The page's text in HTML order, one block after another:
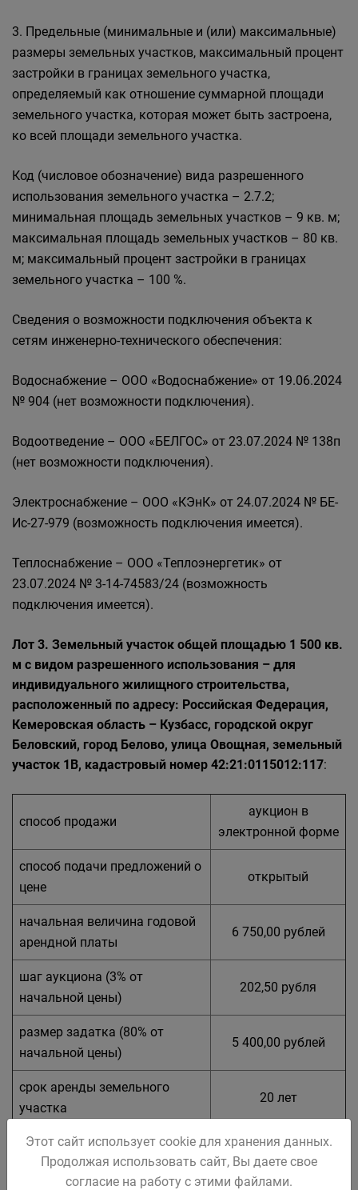
3. Предельные (минимальные и (или) максимальные)
размеры земельных участков, максимальный процент
застройки в границах земельного участка,
определяемый как отношение суммарной площади
земельного участка, которая может быть застроена,
ко всей площади земельного участка.
Код (числовое обозначение) вида разрешенного
использования земельного участка – 2.7.2;
минимальная площадь земельных участков – 9 кв. м;
максимальная площадь земельных участков – 80 кв.
м; максимальный процент застройки в границах
земельного участка – 100 %.
Сведения о возможности подключения объекта к
сетям инженерно-технического обеспечения:
Водоснабжение – ООО «Водоснабжение» от 19.06.2024
№ 904 (нет возможности подключения).
Водоотведение – ООО «БЕЛГОС» от 23.07.2024 № 138п
(нет возможности подключения).
Электроснабжение – ООО «КЭнК» от 24.07.2024 № БЕ-
Ис-27-979 (возможность подключения имеется).
Теплоснабжение – ООО «Теплоэнергетик» от
23.07.2024 № 3-14-74583/24 (возможность
подключения имеется).
Лот 3. Земельный участок общей площадью 1 500 кв.
м с видом разрешенного использования – для
индивидуального жилищного строительства,
расположенный по адресу: Российская Федерация,
Кемеровская область – Кузбасс, городской округ
Беловский, город Белово, улица Овощная, земельный
участок 1В, кадастровый номер 42:21:0115012:117:
способ продажи
аукцион в
электронной форме
способ подачи предложений о
цене
открытый
начальная величина годовой
арендной платы
6 750,00 рублей
шаг аукциона (3% от
начальной цены)
202,50 рубля
размер задатка (80% от
начальной цены)
5 400,00 рублей
срок аренды земельного
участка
20 лет
Земельный участок расположен в зоне застройки
малоэтажными жилыми домами (Ж2-1), для которой в
Этот сайт использует cookie для хранения данных.
Продолжая использовать сайт, Вы даете свое
согласие на работу с этими файлами.